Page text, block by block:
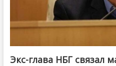
Экс-глава НБГ связал